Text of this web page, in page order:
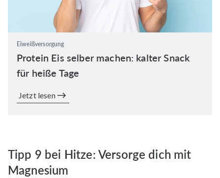
Eiweißversorgung
Protein Eis selber machen: kalter Snack
für heiße Tage
Jetzt lesen
Tipp 9 bei Hitze: Versorge dich mit
Magnesium